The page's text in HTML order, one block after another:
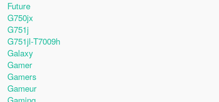
Future
G750jx
G751j
G751jl-T7009h
Galaxy
Gamer
Gamers
Gameur